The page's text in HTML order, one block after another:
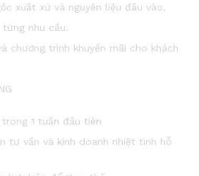
xuất xứ và nguyên liệu đầu vào.
nhu cầu.
chương trình khuyến mãi cho khách
trong 1 tuần đầu tiên
tư vấn và kinh doanh nhiệt tình hỗ